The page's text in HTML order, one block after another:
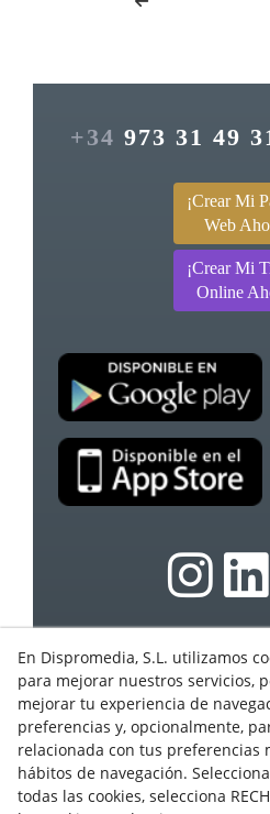
+34 973 31 49
¡Crear Mi
Web
¡Crear Mi
Online
© 08/2026 Ebasnet -
derechos reservados.
Política
En Dispromedia, S.L. utilizamos
para mejorar nuestros servicios,
mejorar tu experiencia de
preferencias y, opcionalmente,
relacionada con tus preferencias
hábitos de navegación.
todas las cookies, selecciona